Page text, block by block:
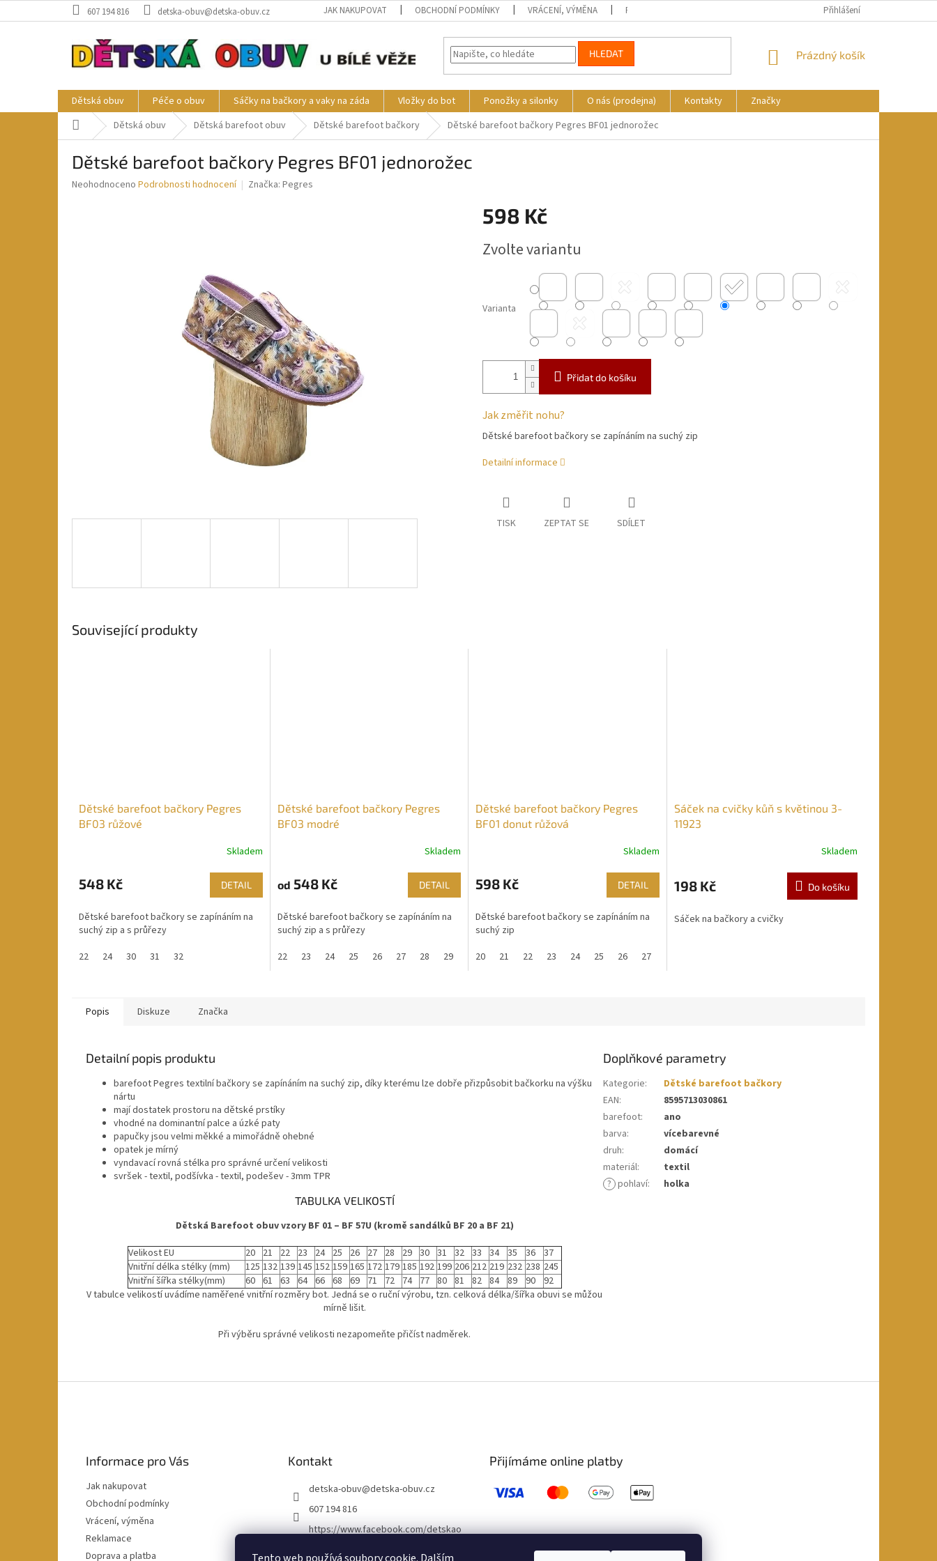
na
607 194 816 detska-obuv@detska-obuv.cz JAK NAKUPOVAT OBCHODNÍ PODMÍNKY VRÁCENÍ, VÝMĚNA REKLAMACE KDE NÁS NAJDETE
Přihlášení
HLEDAT
NÁKUPNÍ
Prázdný košík
Dětská obuv Péče o obuv Sáčky na bačkory a vaky na záda Vložky do bot Ponožky a silonky O nás (prodejna) Kontakty
Značky
Domů Dětská obuv Dětská barefoot obuv Dětské barefoot bačkory Dětské barefoot bačkory Pegres BF01 jednorožec
Dětské barefoot bačkory Pegres BF01 jednorožec
Průměrné
Neohodnoceno Podrobnosti hodnocení Značka: Pegres
598 Kč
cena:
Zvolte variantu
Varianta
Přidat do košíku
Jak změřit nohu?
Dětské barefoot bačkory se zapínáním na suchý zip
Detailní informace
TISK ZEPTAT SE SDÍLET
Související produkty
Dětské barefoot bačkory Pegres
BF03 růžové
produktu
je
z
5
Skladem
548 Kč DETAIL
Dětské barefoot bačkory se zapínáním na
suchý zip a s průřezy
22
24 30 31 32
Dětské barefoot bačkory Pegres
BF03 modré
Skladem
od 548 Kč DETAIL
Dětské barefoot bačkory se zapínáním na
suchý zip a s průřezy
22
23 24 25 26 27 28 29 30 31 32
Dětské barefoot bačkory Pegres
BF01 donut růžová
Skladem
598 Kč DETAIL
Dětské barefoot bačkory se zapínáním na
suchý zip
20
21 22 23 24 25 26 27
Sáček na cvičky kůň s květinou 3-
11923
Skladem
198 Kč Do košíku
Sáček na bačkory a cvičky
Popis Diskuze Značka
Detailní popis produktu
barefoot Pegres textilní bačkory se zapínáním na suchý zip, díky kterému lze dobře přizpůsobit bačkorku na výšku
nártu
mají dostatek prostoru na dětské prstíky
vhodné na dominantní palce a úzké paty
papučky jsou velmi měkké a mimořádně ohebné
opatek je mírný
vyndavací rovná stélka pro správné určení velikosti
svršek - textil, podšívka - textil, podešev - 3mm TPR
TABULKA VELIKOSTÍ
Dětská Barefoot obuv vzory BF 01 – BF 57U (kromě sandálků BF 20 a BF 21)
Velikost EU
20 21 22 23 24 25 26 27 28 29 30 31 32 33 34 35 36
37
Vnitřní délka stélky (mm)
125 132 139 145 152 159 165 172 179 185 192 199 206 212 219 232 238 245
Vnitřní šířka stélky(mm)
60 61 63 64 66 68 69 71 72 74 77 80 81 82 84 89 90
92
V tabulce velikostí uvádíme naměřené vnitřní rozměry bot. Jedná se o ruční výrobu, tzn. celková délka/šířka obuvi se můžou
mírně lišit.
Při výběru správné velikosti nezapomeňte přičíst nadměrek.
Doplňkové parametry
Kategorie:
Dětské barefoot bačkory
EAN:
8595713030861
barefoot:
ano
barva:
vícebarevné
druh:
domácí
materiál:
textil
? pohlaví: holka
Informace pro Vás
Jak nakupovat
Obchodní podmínky
Vrácení, výměna
Reklamace
Doprava a platba
Kontakt
detska-obuv@detska-obuv.cz
607 194 816
https://www.facebook.com/detskao
Přijímáme online platby